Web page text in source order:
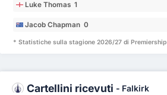
Luke Thomas 1
Jacob Chapman 0
* Statistiche sulla stagione 2026/27 di Premiership
Cartellini ricevuti - Falkirk